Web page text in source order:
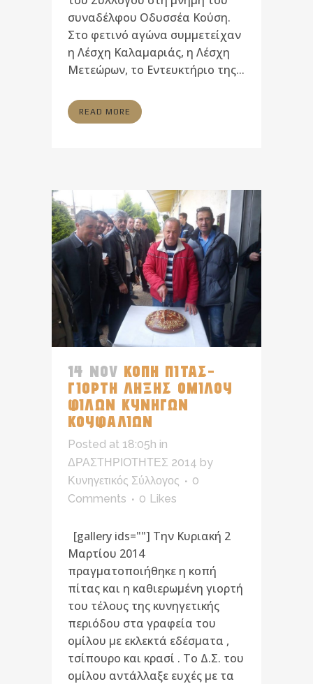
συναδέλφου Οδυσσέα Κούση.
Στο φετινό αγώνα συμμετείχαν
η Λέσχη Καλαμαριάς, η Λέσχη
Μετεώρων, το Εντευκτήριο της...
READ MORE
14 NOV ΚΟΠΗ ΠΙΤΑΣ-
ΓΙΟΡΤΗ ΛΗΞΗΣ ΟΜΙΛΟΥ
ΦΙΛΩΝ ΚΥΝΗΓΩΝ
ΚΟΥΦΑΛΙΩΝ
Posted at 18:05h in
ΔΡΑΣΤΗΡΙΟΤΗΤΕΣ 2014 by
Κυνηγετικός Σύλλογος
0
Comments
0 Likes
[gallery ids=""] Την Κυριακή 2
Μαρτίου 2014
πραγματοποιήθηκε η κοπή
πίτας και η καθιερωμένη γιορτή
του τέλους της κυνηγετικής
περιόδου στα γραφεία του
ομίλου με εκλεκτά εδέσματα ,
τσίπουρο και κρασί . Το Δ.Σ. του
ομίλου αντάλλαξε ευχές με τα